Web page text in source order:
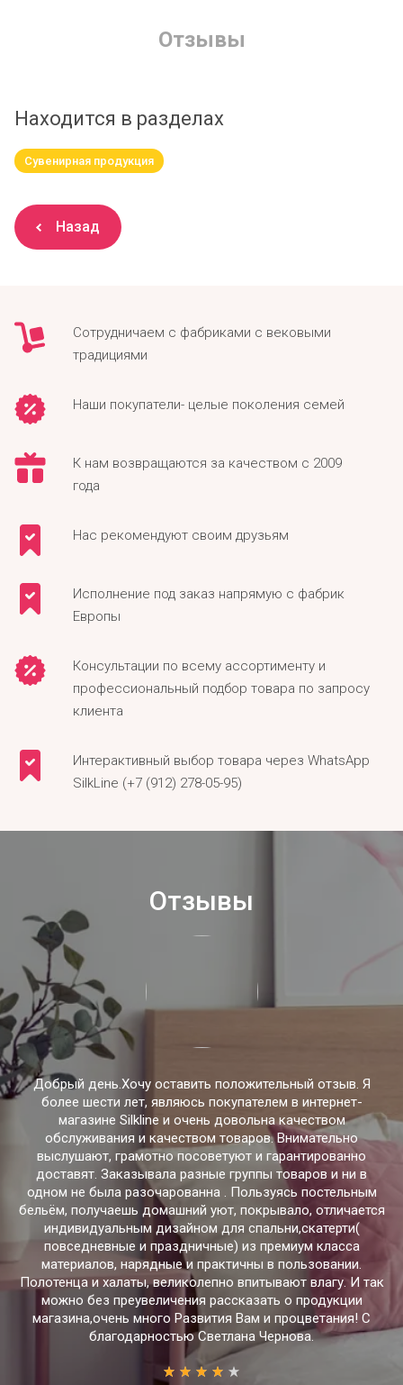
Отзывы
Находится в разделах
Сувенирная продукция
Назад
Сотрудничаем с фабриками с вековыми
традициями
Наши покупатели- целые поколения семей
К нам возвращаются за качеством с 2009
года
Нас рекомендуют своим друзьям
Исполнение под заказ напрямую с фабрик
Европы
Консультации по всему ассортименту и
профессиональный подбор товара по запросу
клиента
Интерактивный выбор товара через WhatsApp
SilkLine (+7 (912) 278-05-95)
Отзывы
Добрый день.Хочу оставить положительный отзыв. Я
более шести лет, являюсь покупателем в интернет-
магазине Silkline и очень довольна качеством
обслуживания и качеством товаров. Внимательно
выслушают, грамотно посоветуют и гарантированно
доставят. Заказывала разные группы товаров и ни в
одном не была разочарованна . Пользуясь постельным
бельём, получаешь домашний уют, покрывало, отличается
индивидуальным дизайном для спальни,скатерти(
повседневные и праздничные) из премиум класса
материалов, нарядные и практичны в пользовании.
Полотенца и халаты, великолепно впитывают влагу. И так
можно без преувеличения рассказать о продукции
магазина,очень много Развития Вам и процветания! С
благодарностью Светлана Чернова.